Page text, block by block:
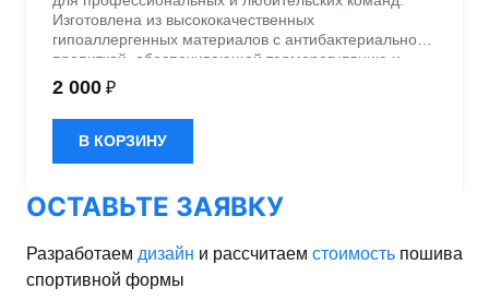
Изготовлена из высококачественных
гипоаллергенных материалов с антибактериальной
пропиткой, обеспечивающей терморегуляцию и
быстрое влагоотведение. Одежда обладает
эластичностью в 5 направлениях и стильным
дизайном.
2 000 ₽
В КОРЗИНУ
ОСТАВЬТЕ ЗАЯВКУ
Разработаем дизайн и рассчитаем стоимость пошива
спортивной формы